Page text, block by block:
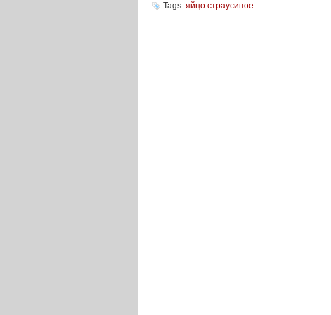
Tags: яйцо страусиное